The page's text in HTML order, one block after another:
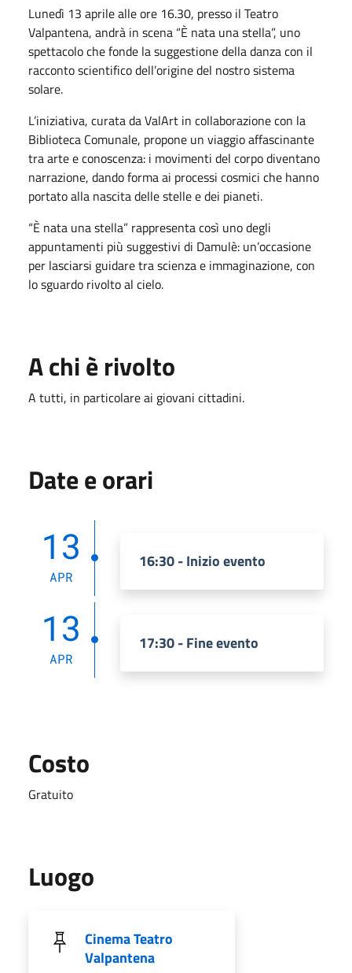
Lunedì 13 aprile alle ore 16.30, presso il Teatro
Valpantena, andrà in scena “È nata una stella”, uno
spettacolo che fonde la suggestione della danza con il
racconto scientifico dell’origine del nostro sistema
solare.
L’iniziativa, curata da ValArt in collaborazione con la
Biblioteca Comunale, propone un viaggio affascinante
tra arte e conoscenza: i movimenti del corpo diventano
narrazione, dando forma ai processi cosmici che hanno
portato alla nascita delle stelle e dei pianeti.
“È nata una stella” rappresenta così uno degli
appuntamenti più suggestivi di Damulè: un’occasione
per lasciarsi guidare tra scienza e immaginazione, con
lo sguardo rivolto al cielo.
A chi è rivolto
A tutti, in particolare ai giovani cittadini.
Date e orari
13
APR
16:30 - Inizio evento
13
APR
17:30 - Fine evento
Costo
Gratuito
Luogo
Cinema Teatro
Valpantena